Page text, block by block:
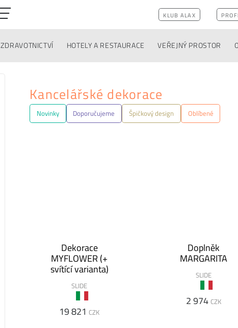
KLUB ALAX
ZDRAVOTNICTVÍ HOTELY A RESTAURACE VEŘEJNÝ PROSTOR
Kancelářské dekorace
Novinky Doporučujeme Špičkový design Oblíbené
Dekorace
MYFLOWER (+
svítící varianta)
SLIDE
19 821 CZK
Doplněk
MARGARITA
SLIDE
2 974 CZK